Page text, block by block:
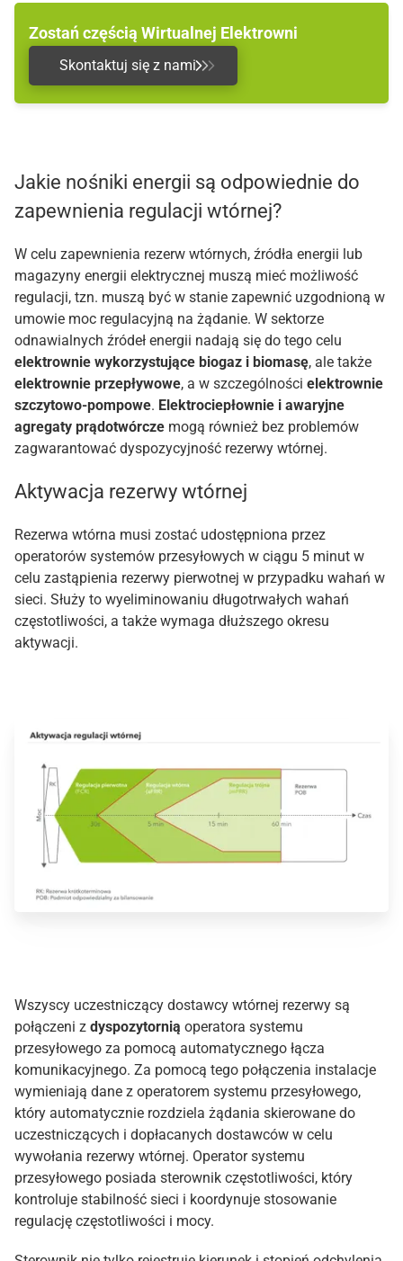
Zostań częścią Wirtualnej Elektrowni
Skontaktuj się z nami
Jakie nośniki energii są odpowiednie do
zapewnienia regulacji wtórnej?
W celu zapewnienia rezerw wtórnych, źródła energii lub
magazyny energii elektrycznej muszą mieć możliwość
regulacji, tzn. muszą być w stanie zapewnić uzgodnioną w
umowie moc regulacyjną na żądanie. W sektorze
odnawialnych źródeł energii nadają się do tego celu
elektrownie wykorzystujące biogaz i biomasę, ale także
elektrownie przepływowe, a w szczególności elektrownie
szczytowo-pompowe. Elektrociepłownie i awaryjne
agregaty prądotwórcze mogą również bez problemów
zagwarantować dyspozycyjność rezerwy wtórnej.
Aktywacja rezerwy wtórnej
Rezerwa wtórna musi zostać udostępniona przez
operatorów systemów przesyłowych w ciągu 5 minut w
celu zastąpienia rezerwy pierwotnej w przypadku wahań w
sieci. Służy to wyeliminowaniu długotrwałych wahań
częstotliwości, a także wymaga dłuższego okresu
aktywacji.
Wszyscy uczestniczący dostawcy wtórnej rezerwy są
połączeni z dyspozytornią operatora systemu
przesyłowego za pomocą automatycznego łącza
komunikacyjnego. Za pomocą tego połączenia instalacje
wymieniają dane z operatorem systemu przesyłowego,
który automatycznie rozdziela żądania skierowane do
uczestniczących i dopłacanych dostawców w celu
wywołania rezerwy wtórnej. Operator systemu
przesyłowego posiada sterownik częstotliwości, który
kontroluje stabilność sieci i koordynuje stosowanie
regulację częstotliwości i mocy.